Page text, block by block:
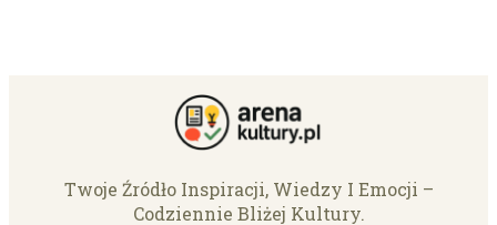
Twoje Źródło Inspiracji, Wiedzy I Emocji –
Codziennie Bliżej Kultury.